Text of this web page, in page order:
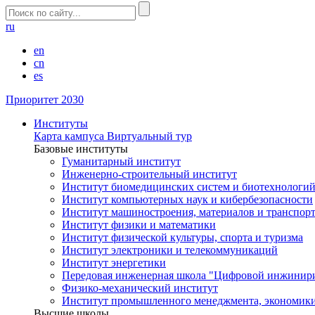
ru
en
cn
es
Приоритет 2030
Институты
Карта кампуса Виртуальный тур
Базовые институты
Гуманитарный институт
Инженерно-строительный институт
Институт биомедицинских систем и биотехнологий
Институт компьютерных наук и кибербезопасности
Институт машиностроения, материалов и
Институт физики и математики
Институт физической культуры, спорта и туризма
Институт электроники и телекоммуникаций
Институт энергетики
Передовая инженерная школа "Цифровой
Физико-механический институт
Институт промышленного менеджмента,